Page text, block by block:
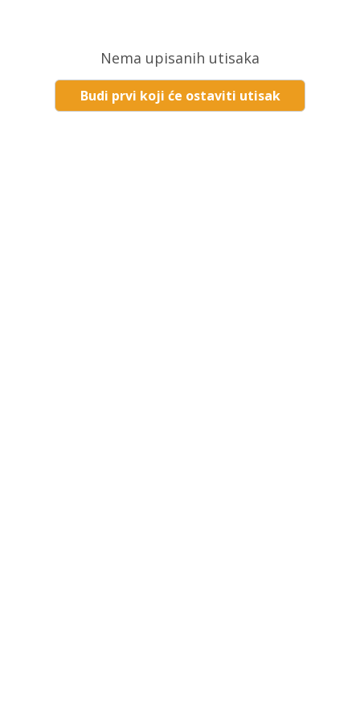
Nema upisanih utisaka
Budi prvi koji će ostaviti utisak